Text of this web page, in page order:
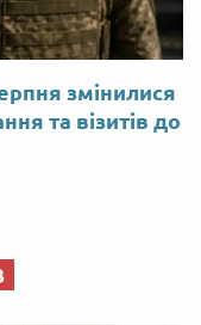
змінилися
та візитів до